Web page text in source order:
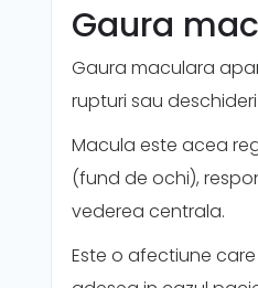
Gaura
Gaura maculara
rupturi sau
Macula este acea
(fund de ochi),
vederea centrala.
Este o afectiune